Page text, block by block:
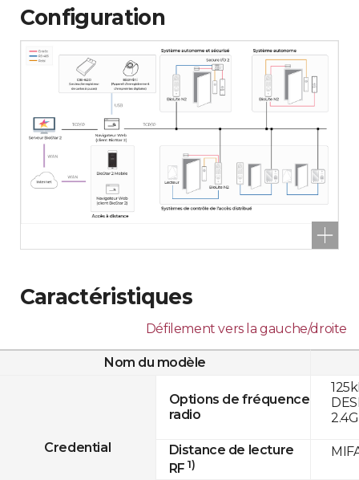
Configuration
Caractéristiques
Défilement vers la gauche/droite
Nom du modèle
Credential
Options de fréquence
radio
Distance de lecture
RF 1)